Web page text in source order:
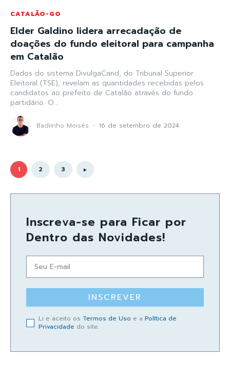
CATALÃO-GO
Elder Galdino lidera arrecadação de
doações do fundo eleitoral para campanha
em Catalão
Dados do sistema DivulgaCand, do Tribunal Superior
Eleitoral (TSE), revelam as quantidades recebidas pelos
candidatos ao prefeito de Catalão através do fundo
partidário. O...
Badiinho Moisés - 16 de setembro de 2024
1 2 3
Inscreva-se para Ficar por
Dentro das Novidades!
INSCREVER
Li e aceito os Termos de Uso e a Política de
Privacidade do site.